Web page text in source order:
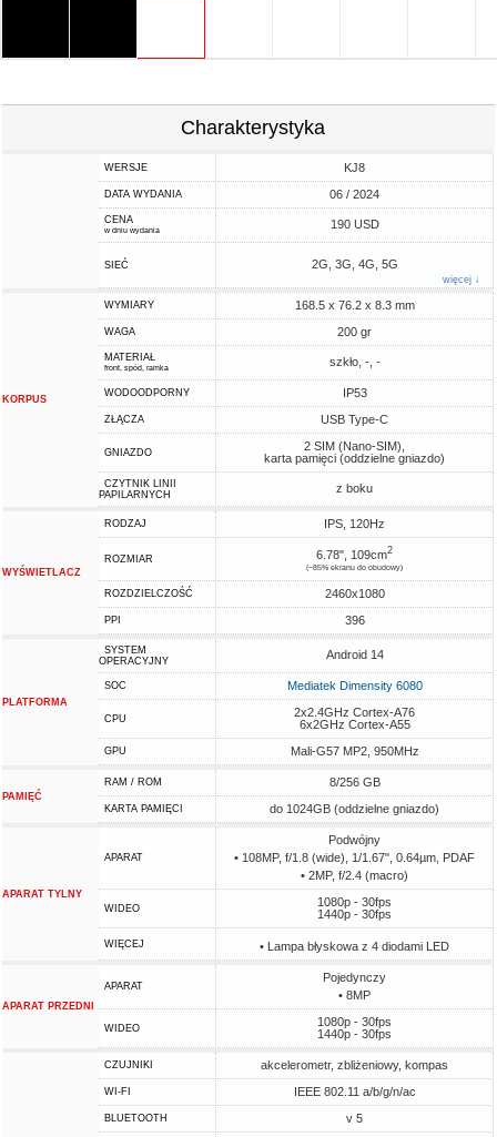
Charakterystyka
WERSJE KJ8
DATA WYDANIA 06 / 2024
CENA
w dniu wydania 190 USD
SIEĆ 2G, 3G, 4G, 5G
więcej ↓
KORPUS
WYMIARY 168.5 x 76.2 x 8.3 mm
WAGA 200 gr
MATERIAŁ
front, spód, ramka szkło, -, -
WODOODPORNY IP53
ZŁĄCZA USB Type-C
GNIAZDO
2 SIM (Nano-SIM),
karta pamięci (oddzielne gniazdo)
CZYTNIK LINII
PAPILARNYCH
z boku
WYŚWIETLACZ
RODZAJ IPS, 120Hz
ROZMIAR 6.78", 109cm2
(~85% ekranu do obudowy)
ROZDZIELCZOŚĆ 2460x1080
PPI 396
PLATFORMA
SYSTEM
OPERACYJNY
Android 14
SOC Mediatek Dimensity 6080
CPU
2x2.4GHz Cortex-A76
6x2GHz Cortex-A55
GPU Mali-G57 MP2, 950MHz
PAMIĘĆ
RAM / ROM 8/256 GB
KARTA PAMIĘCI do 1024GB (oddzielne gniazdo)
APARAT TYLNY
APARAT
Podwójny
• 108MP, f/1.8 (wide), 1/1.67", 0.64µm, PDAF
• 2MP, f/2.4 (macro)
WIDEO
1080p - 30fps
1440p - 30fps
WIĘCEJ • Lampa błyskowa z 4 diodami LED
APARAT PRZEDNI
APARAT
Pojedynczy
• 8MP
WIDEO
1080p - 30fps
1440p - 30fps
CZUJNIKI akcelerometr, zbliżeniowy, kompas
WI-FI IEEE 802.11 a/b/g/n/ac
BLUETOOTH v 5